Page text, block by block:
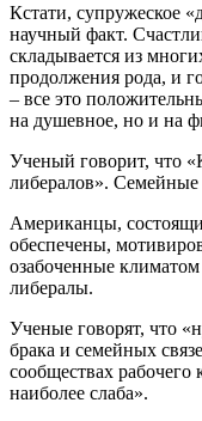
Кстати, супружеское
научный факт.
складывается из
продолжения рода, и
– все это
на душевное, но и на
Ученый говорит, что
либералов».
Американцы,
обеспечены,
озабоченные
либералы.
Ученые говорят, что
брака и семейных
сообществах рабочего
наиболее слаба».